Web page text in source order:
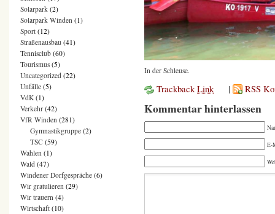
In der Schleuse.
TrackbackLink | RSS
Kommentar hinterlassen
E-
Solarpark (2)
Solarpark Winden (1)
Sport (12)
Straßenausbau (41)
Tennisclub (60)
Tourismus (5)
Uncategorized (22)
Unfälle (5)
VdK (1)
Verkehr (42)
VfR Winden (281)
Gymnastikgruppe (2)
TSC (59)
Wahlen (1)
Wald (47)
Windener Dorfgespräche (6)
Wir gratulieren (29)
Wir trauern (4)
Wirtschaft (10)